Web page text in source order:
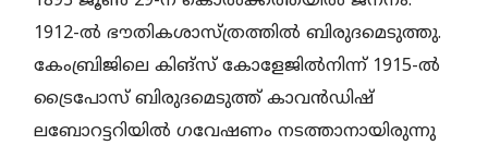
1912-ല്‍ ഭൗതികശാസ്ത്രത്തില്‍ ബിരുദമെടുത്തു.
കേംബ്രിജിലെ കിങ്‌സ് കോളേജില്‍നിന്ന് 1915-ല്‍
ട്രൈപോസ് ബിരുദമെടുത്ത് കാവന്‍ഡിഷ്
ലബോറട്ടറിയില്‍ ഗവേഷണം നടത്താനായിരുന്നു